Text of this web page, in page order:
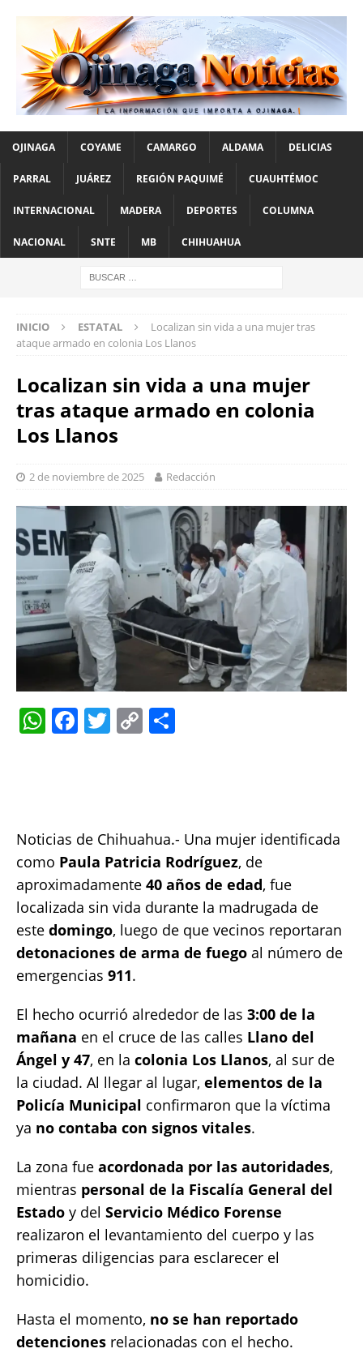
OJINAGA COYAME CAMARGO ALDAMA DELICIAS
PARRAL JUÁREZ REGIÓN PAQUIMÉ CUAUHTÉMOC
INTERNACIONAL MADERA DEPORTES COLUMNA
NACIONAL SNTE MB CHIHUAHUA
INICIO ESTATAL
Localizan sin vida a una mujer tras
ataque armado en colonia Los Llanos
Localizan sin vida a una mujer
tras ataque armado en colonia
Los Llanos
2 de noviembre de 2025 Redacción
W
A
p
p
F
b
o
o
k
T
r
C
Li
n
k
Noticias de Chihuahua.- Una mujer identificada
como Paula Patricia Rodríguez, de
aproximadamente 40 años de edad, fue
localizada sin vida durante la madrugada de
este domingo, luego de que vecinos reportaran
detonaciones de arma de fuego al número de
emergencias 911.
El hecho ocurrió alrededor de las 3:00 de la
mañana en el cruce de las calles Llano del
Ángel y 47, en la colonia Los Llanos, al sur de
la ciudad. Al llegar al lugar, elementos de la
Policía Municipal confirmaron que la víctima
ya no contaba con signos vitales.
La zona fue acordonada por las autoridades,
mientras personal de la Fiscalía General del
Estado y del Servicio Médico Forense
realizaron el levantamiento del cuerpo y las
primeras diligencias para esclarecer el
homicidio.
Hasta el momento, no se han reportado
detenciones relacionadas con el hecho.